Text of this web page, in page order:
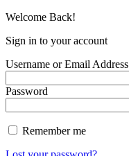
Welcome Back!
Sign in to your account
Username or Email Address
Password
Remember me